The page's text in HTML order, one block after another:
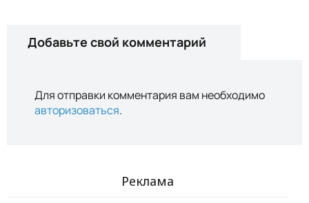
Добавьте свой комментарий
Для отправки комментария вам необходимо
авторизоваться.
Реклама